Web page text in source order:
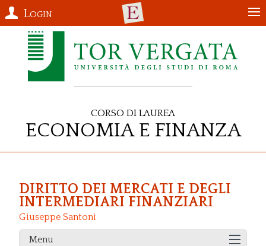
Login
Corso di Laurea
Economia e Finanza
DIRITTO DEI MERCATI E DEGLI
INTERMEDIARI FINANZIARI
Giuseppe Santoni
Menu